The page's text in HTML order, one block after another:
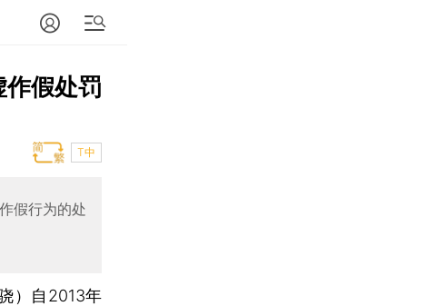
假处罚
T中
假行为的处
） 自2013年